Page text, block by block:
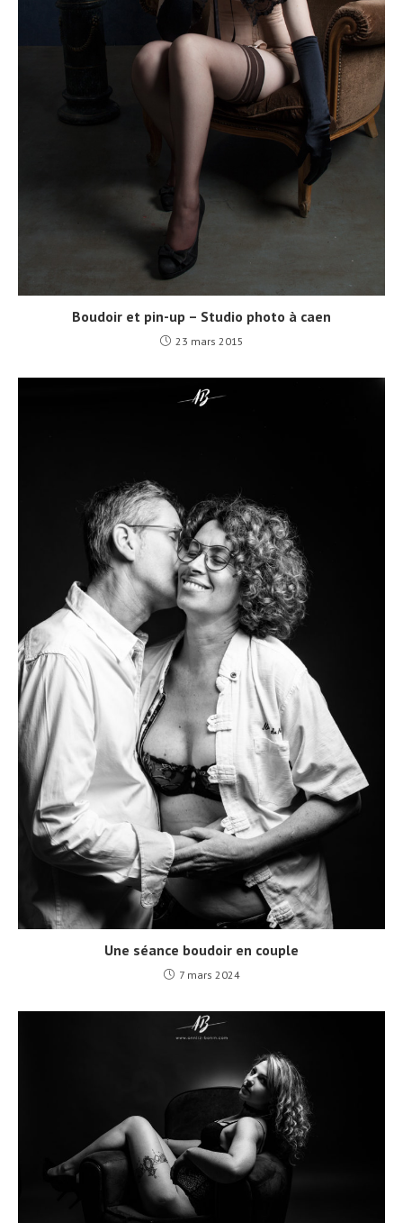
Boudoir et pin-up – Studio photo à caen
23 mars 2015
Une séance boudoir en couple
7 mars 2024